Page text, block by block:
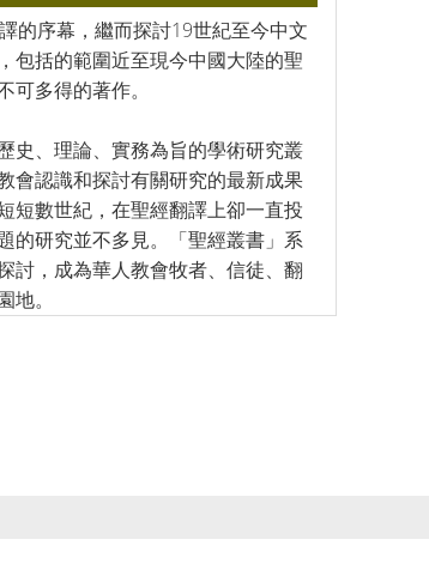
的序幕，繼而探討19世紀至今中文
包括的範圍近至現今中國大陸的聖
多得的著作。
史、理論、實務為旨的學術研究叢
會認識和探討有關研究的最新成果
短數世紀，在聖經翻譯上卻一直投
的研究並不多見。「聖經叢書」系
討，成為華人教會牧者、信徒、翻
。